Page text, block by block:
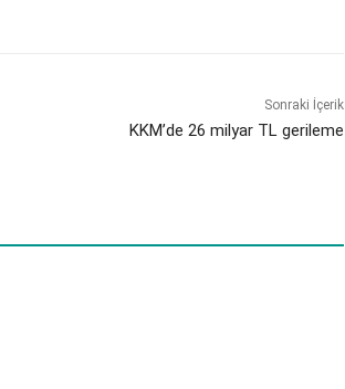
Sonraki İçerik
KKM’de 26 milyar TL gerileme